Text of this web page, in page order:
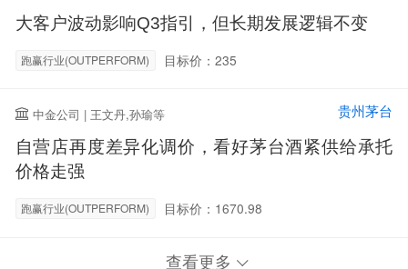
大客户波动影响Q3指引，但长期发展逻辑不变
跑赢行业(OUTPERFORM) 目标价：235
中金公司 | 王文丹,孙瑜等 贵州茅台
自营店再度差异化调价，看好茅台酒紧供给承托
价格走强
跑赢行业(OUTPERFORM) 目标价：1670.98
查看更多